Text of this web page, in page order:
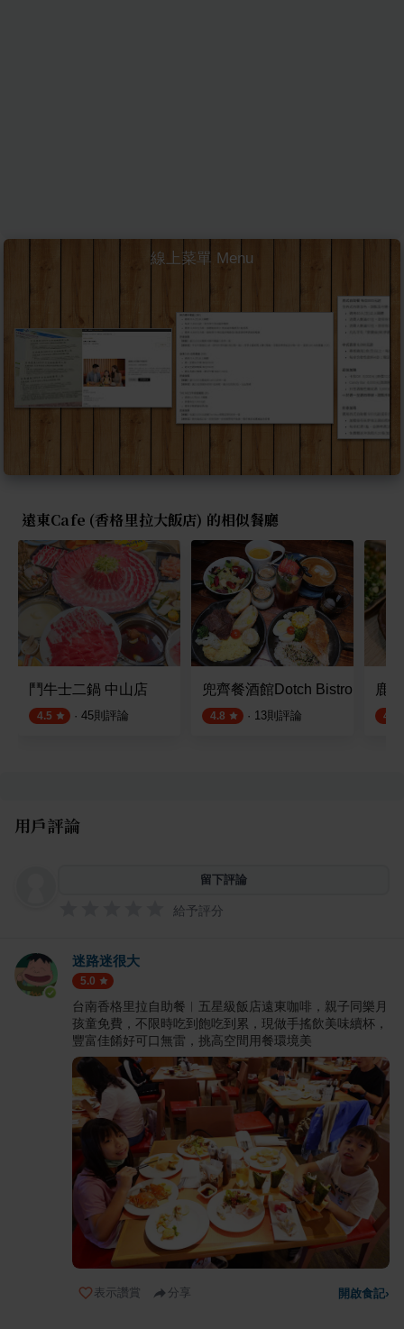
線上菜單 Menu
遠東Cafe (香格里拉大飯店) 的相似餐廳
鬥牛士二鍋 中山店
4.5 · 45則評論
兜齊餐酒館Dotch Bistro
4.8 · 13則評論
鹿
4.5
用戶評論
留下評論
給予評分
迷路迷很大
5.0
台南香格里拉自助餐︱五星級飯店遠東咖啡，親子同樂月
孩童免費，不限時吃到飽吃到累，現做手搖飲美味續杯，
豐富佳餚好可口無雷，挑高空間用餐環境美
表示讚賞 分享 開啟食記›